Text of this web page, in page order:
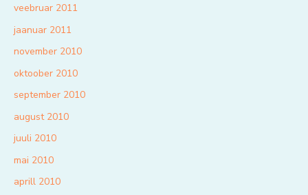
veebruar 2011
jaanuar 2011
november 2010
oktoober 2010
september 2010
august 2010
juuli 2010
mai 2010
aprill 2010